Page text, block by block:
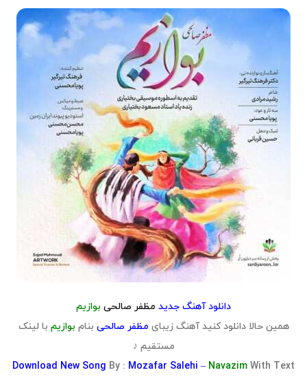
دانلود آهنگ جدید مظفر صالحی بوازیم
همین حالا دانلود کنید آهنگ زیبای مظفر صالحی بنام بوازیم با لینک
مستقیم ♪
Download New Song By : Mozafar Salehi – Navazim With Text